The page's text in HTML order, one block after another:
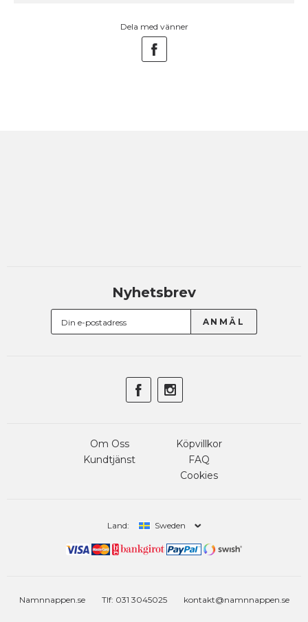
Dela med vänner
Nyhetsbrev
Om Oss
Kundtjänst
Köpvillkor
FAQ
Cookies
Land: Sweden
Namnnappen.se Tlf: 031 3045025 kontakt@namnnappen.se